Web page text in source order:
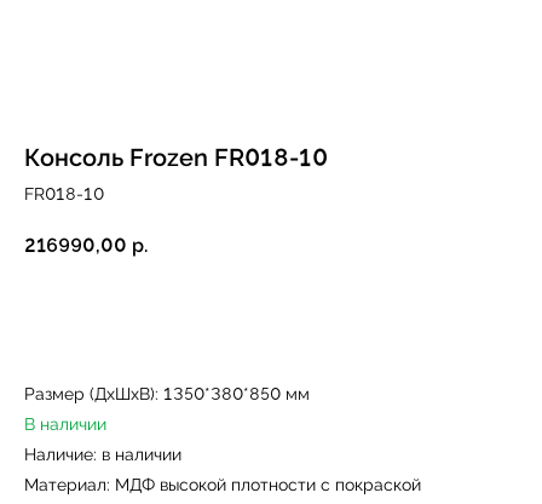
Консоль Frozen FR018-10
FR018-10
216990,00 р.
Размер (ДxШxВ): 1350*380*850 мм
В наличии
Наличие: в наличии
Материал: МДФ высокой плотности с покраской